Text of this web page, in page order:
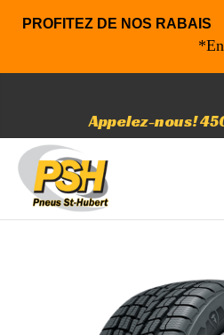
PROFITEZ DE NOS RABAIS
*En
Appelez-nous!